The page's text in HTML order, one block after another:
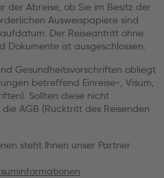
der Abreise, ob Sie im Besitz der
Ausweispapiere sind
Der Reiseantritt ohne
ist ausgeschlossen.
Gesundheitsvorschriften obliegt
betreffend Einreise-, Visum,
Sollten diese nicht
AGB (Rücktritt des Reisenden
steht Ihnen unser Partner